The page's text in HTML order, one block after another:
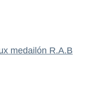
medailón R.A.B